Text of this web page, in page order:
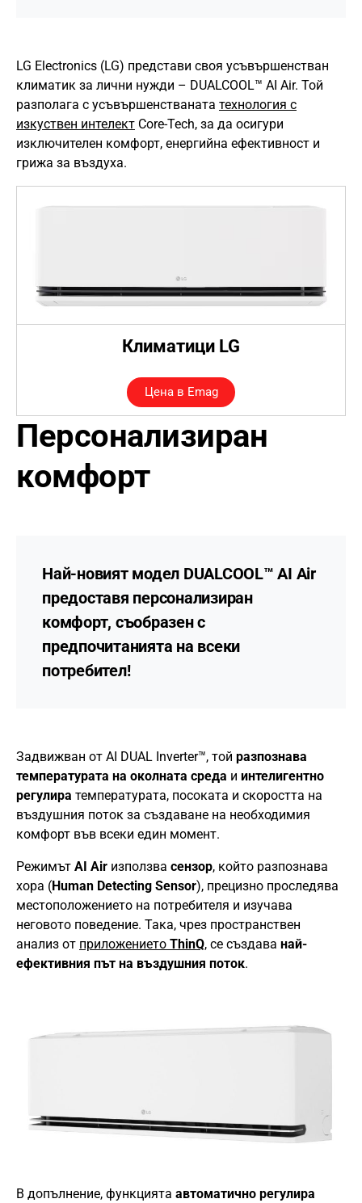
LG Electronics (LG) представи своя усъвършенстван
климатик за лични нужди – DUALCOOL™ AI Air. Той
разполага с усъвършенстваната технология с
изкуствен интелект Core-Tech, за да осигури
изключителен комфорт, енергийна ефективност и
грижа за въздуха.
Климатици LG
Цена в Emag
Персонализиран
комфорт
Най-новият модел DUALCOOL™ AI Air
предоставя персонализиран
комфорт, съобразен с
предпочитанията на всеки
потребител!
Задвижван от AI DUAL Inverter™, той разпознава
температурата на околната среда и интелигентно
регулира температурата, посоката и скоростта на
въздушния поток за създаване на необходимия
комфорт във всеки един момент.
Режимът AI Air използва сензор, който разпознава
хора (Human Detecting Sensor), прецизно проследява
местоположението на потребителя и изучава
неговото поведение. Така, чрез пространствен
анализ от приложението ThinQ, се създава най-
ефективния път на въздушния поток.
В допълнение, функцията автоматично регулира